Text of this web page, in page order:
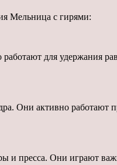
Мельница с гирями:
для удержания
Они активно
пресса. Они играют